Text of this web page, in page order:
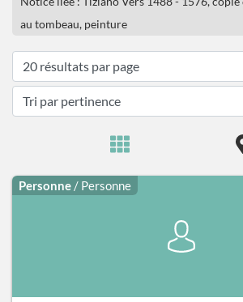
au tombeau, peinture
Personne / Personne